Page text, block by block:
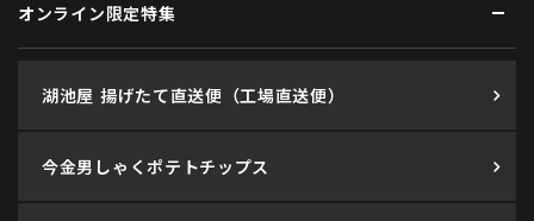
オンライン限定特集
湖池屋 揚げたて直送便（工場直送便）
今金男しゃくポテトチップス